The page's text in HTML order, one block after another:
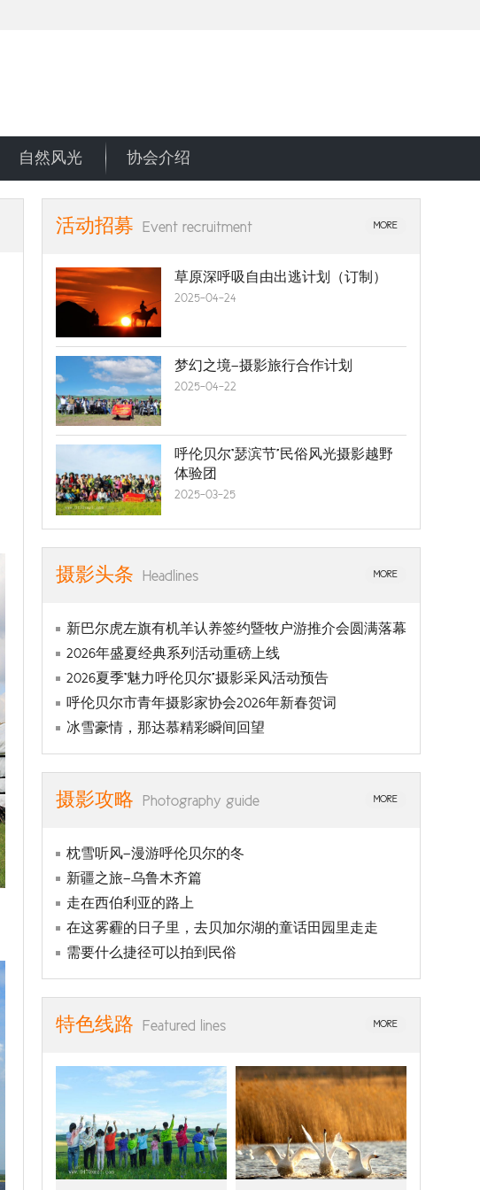
自然风光 协会介绍
活动招募 Event recruitment MORE
草原深呼吸自由出逃计划（订制）
2025-04-24
梦幻之境—摄影旅行合作计划
2025-04-22
呼伦贝尔“瑟滨节”民俗风光摄影越野
体验团
2025-03-25
摄影头条 Headlines MORE
新巴尔虎左旗有机羊认养签约暨牧户游推介会圆满落幕
2026年盛夏经典系列活动重磅上线
2026夏季“魅力呼伦贝尔”摄影采风活动预告
呼伦贝尔市青年摄影家协会2026年新春贺词
冰雪豪情，那达慕精彩瞬间回望
摄影攻略 Photography guide MORE
枕雪听风—漫游呼伦贝尔的冬
新疆之旅—乌鲁木齐篇
走在西伯利亚的路上
在这雾霾的日子里，去贝加尔湖的童话田园里走走
需要什么捷径可以拍到民俗
特色线路 Featured lines MORE